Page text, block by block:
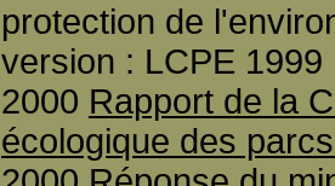
protection de
version : LCPE 1999
2000 Rapport de la
écologique des